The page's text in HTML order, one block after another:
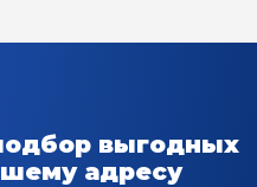
выгодных
адресу